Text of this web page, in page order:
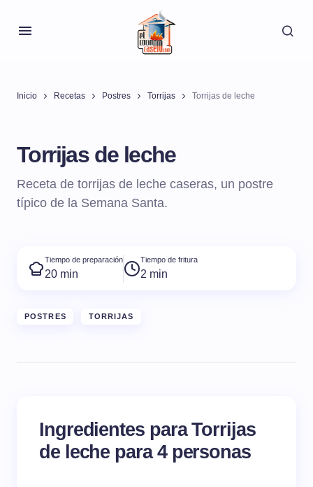
Inicio Recetas Postres Torrijas Torrijas de leche
Torrijas de leche
Receta de torrijas de leche caseras, un postre
típico de la Semana Santa.
Tiempo de preparación
20 min
Tiempo de fritura
2 min
POSTRES TORRIJAS
Ingredientes para Torrijas
de leche para 4 personas